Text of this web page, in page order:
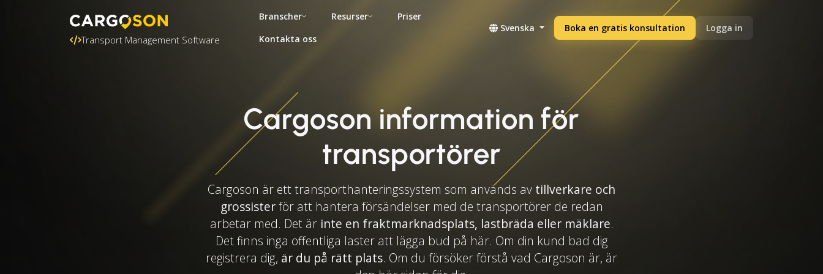
Transport Management Software
Branscher Resurser
Priser
Kontakta oss
Svenska Boka en gratis konsultation Logga in
Cargoson information för
transportörer
Cargoson är ett transporthanteringssystem som används av tillverkare och
grossisterför att hantera försändelser med de transportörer de redan
arbetar med. Det är inte en fraktmarknadsplats, lastbräda eller mäklare.
Det finns inga offentliga laster att lägga bud på här. Om din kund bad dig
registrera dig, är du på rätt plats. Om du försöker förstå vad Cargoson är, är